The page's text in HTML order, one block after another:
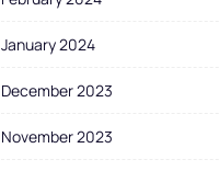
January 2024
December 2023
November 2023